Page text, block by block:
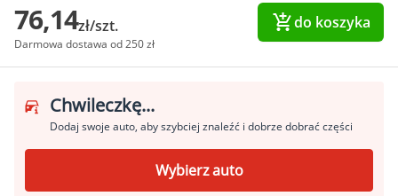
76,14zł/szt.
Darmowa dostawa od 250 zł
do koszyka
Chwileczkę...
Dodaj swoje auto, aby szybciej znaleźć i dobrze dobrać części
Wybierz auto